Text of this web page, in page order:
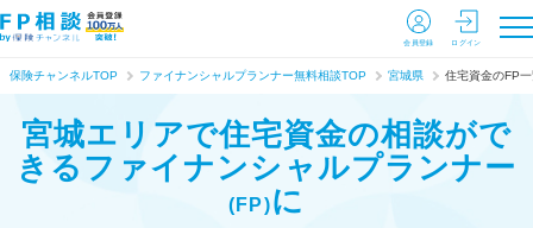
会員登録 ログイン
保険チャンネルTOP ファイナンシャルプランナー無料相談TOP 宮城県 住宅資金のFP
宮城エリアで住宅資金の相談がで
きる ファイナンシャルプランナー
(FP)に